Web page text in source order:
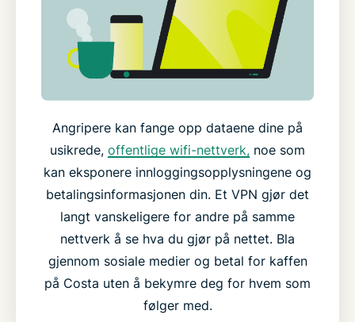
Angripere kan fange opp dataene dine på
usikrede, offentlige wifi-nettverk, noe som
kan eksponere innloggingsopplysningene og
betalingsinformasjonen din. Et VPN gjør det
langt vanskeligere for andre på samme
nettverk å se hva du gjør på nettet. Bla
gjennom sosiale medier og betal for kaffen
på Costa uten å bekymre deg for hvem som
følger med.